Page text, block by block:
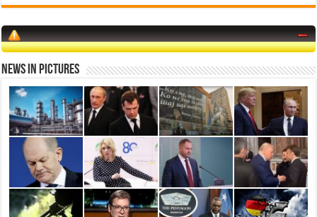
News in Pictures